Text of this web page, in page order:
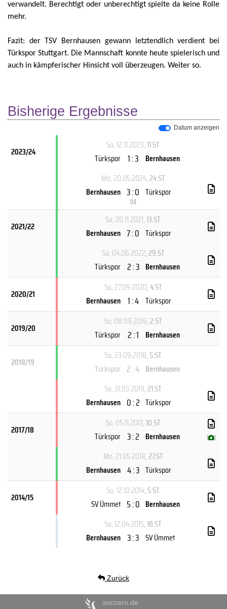
verwandelt. Berechtigt oder unberechtigt spielte da keine Rolle
mehr.
Fazit: der TSV Bernhausen gewann letztendlich verdient bei
Türkspor Stuttgart. Die Mannschaft konnte heute spielerisch und
auch in kämpferischer Hinsicht voll überzeugen. Weiter so.
Bisherige Ergebnisse
Datum anzeigen
2023/24
So, 12.11.2023, 11.ST
Türkspor 1 : 3 Bernhausen
Mo, 20.05.2024, 24.ST
Bernhausen 3 : 0
(U)
Türkspor
2021/22
Sa, 20.11.2021, 13.ST
Bernhausen 7 : 0 Türkspor
Sa, 04.06.2022, 29.ST
Türkspor 2 : 3 Bernhausen
2020/21
So, 27.09.2020, 4.ST
Bernhausen 1 : 4 Türkspor
2019/20
So, 08.09.2019, 2.ST
Türkspor 2 : 1 Bernhausen
2018/19
So, 23.09.2018, 5.ST
Türkspor 2 : 4 Bernhausen
So, 31.03.2019, 21.ST
Bernhausen 0 : 2 Türkspor
2017/18
So, 05.11.2017, 10.ST
Türkspor 3 : 2 Bernhausen ( )
Mo, 21.05.2018, 27.ST
Bernhausen 4 : 3 Türkspor
2014/15
So, 12.10.2014, 5.ST
SV Ümmet 5 : 0 Bernhausen
So, 12.04.2015, 18.ST
Bernhausen 3 : 3 SV Ümmet
Zurück
soccero.de